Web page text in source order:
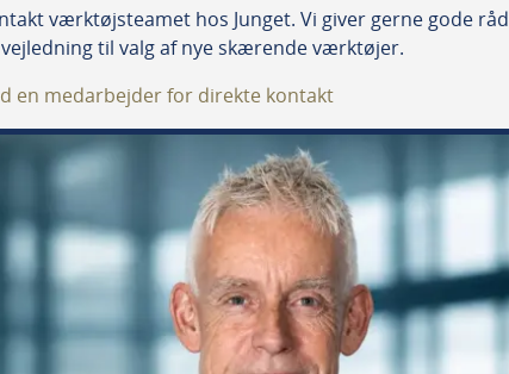
værktøjsteamet hos Junget. Vi giver gerne gode råd
til valg af nye skærende værktøjer.
en medarbejder for direkte kontakt